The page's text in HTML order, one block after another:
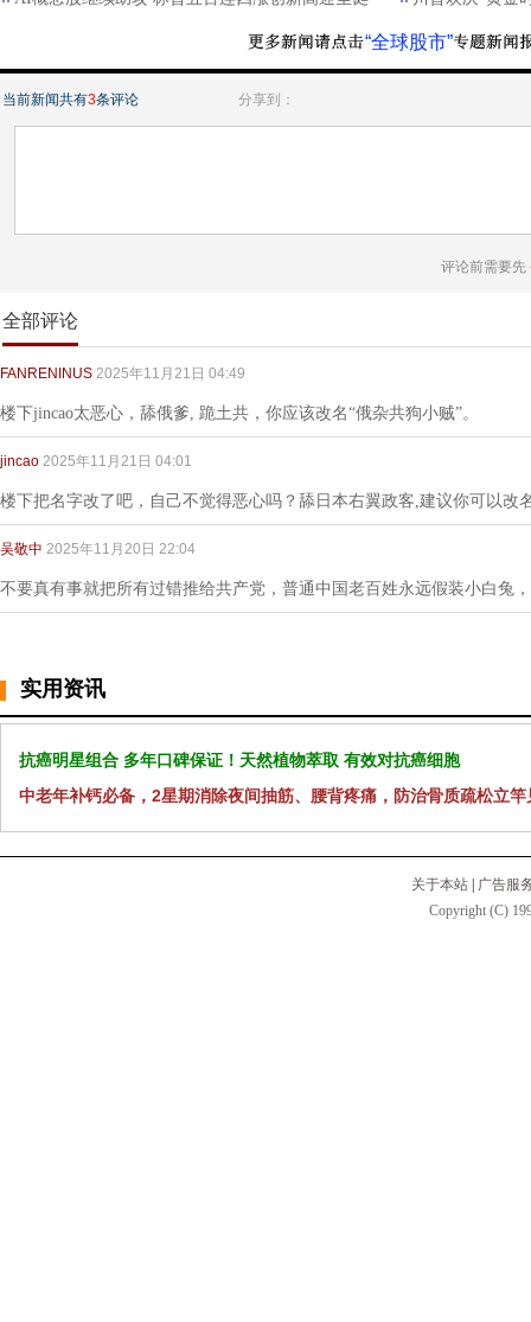
“全球股市”
当前新闻共有3条评论 分享到：
评论前需要先
全部评论
FANRENINUS 2025年11月21日 04:49
楼下jincao太恶心，舔俄爹, 跪土共，你应该改名“俄杂共狗小贼”。
jincao 2025年11月21日 04:01
楼下把名字改了吧，自己不觉得恶心吗？舔日本右翼政客,建议你可以改
吴敬中 2025年11月20日 22:04
不要真有事就把所有过错推给共产党，普通中国老百姓永远假装小白兔
实用资讯
抗癌明星组合 多年口碑保证！天然植物萃取 有效对抗癌细胞
中老年补钙必备，2星期消除夜间抽筋、腰背疼痛，防治骨质疏松立竿
关于本站 | 广告服
Copyright (C)